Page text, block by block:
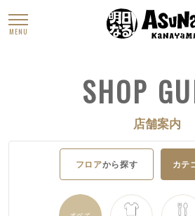
MENU
SHOP
店舗案内
フロアから探す カテ
すべて ファッシ